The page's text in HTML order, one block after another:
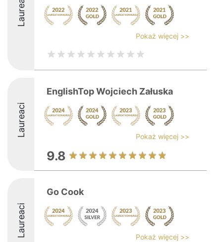
Laureaci
Pokaż więcej >>
Laureaci
EnglishTop Wojciech Załuska
Pokaż więcej >>
9.8
Laureaci
Go Cook
Pokaż więcej >>